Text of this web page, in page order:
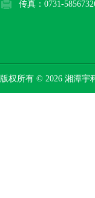
传真：0731-
版权所有 © 2026 湘潭宇